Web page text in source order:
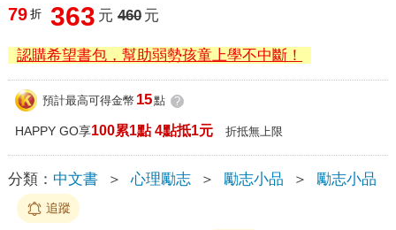
79 折 363 元 460 元
認購希望書包，幫助弱勢孩童上學不中斷！
預計最高可得金幣 15點 ?
HAPPY GO享100累1點 4點抵1元 折抵無上限
分類： 中文書 ＞ 心理勵志 ＞ 勵志小品 ＞ 勵志小品
追蹤